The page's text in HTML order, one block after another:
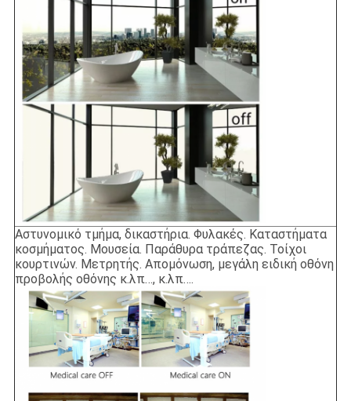
Αστυνομικό τμήμα, δικαστήρια. Φυλακές. Καταστήματα
κοσμήματος. Μουσεία. Παράθυρα τράπεζας. Τοίχοι
κουρτινών. Μετρητής. Απομόνωση, μεγάλη ειδική οθόνη
προβολής οθόνης κ.λπ…, κ.λπ….